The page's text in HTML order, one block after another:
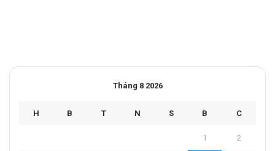
Tháng 8 2026
H B T N S B C
1 2